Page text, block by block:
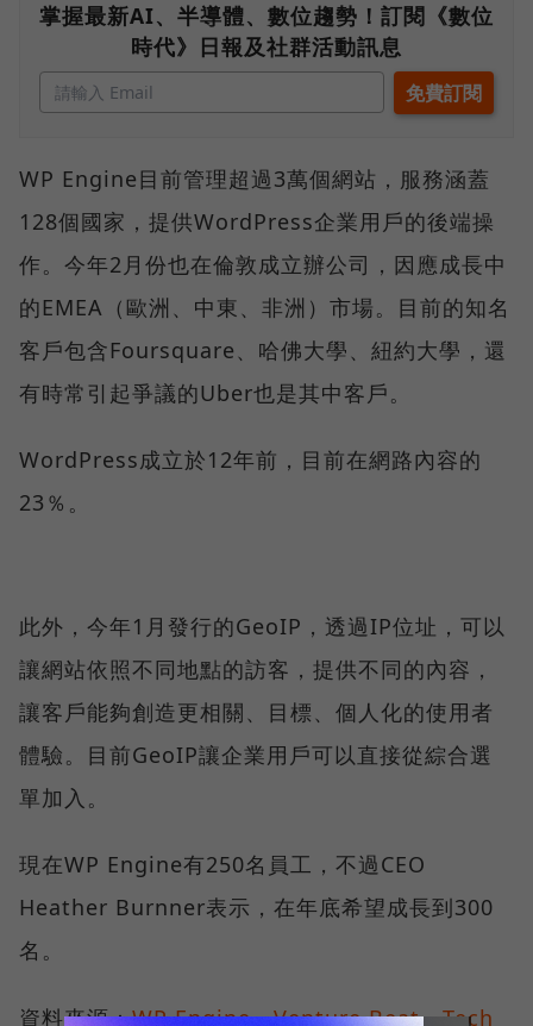
掌握最新AI、半導體、數位趨勢！訂閱《數位
時代》日報及社群活動訊息
WP Engine目前管理超過3萬個網站，服務涵蓋
128個國家，提供WordPress企業用戶的後端操
作。今年2月份也在倫敦成立辦公司，因應成長中
的EMEA（歐洲、中東、非洲）市場。目前的知名
客戶包含Foursquare、哈佛大學、紐約大學，還
有時常引起爭議的Uber也是其中客戶。
WordPress成立於12年前，目前在網路內容的
23％。
此外，今年1月發行的GeoIP，透過IP位址，可以
讓網站依照不同地點的訪客，提供不同的內容，
讓客戶能夠創造更相關、目標、個人化的使用者
體驗。目前GeoIP讓企業用戶可以直接從綜合選
單加入。
現在WP Engine有250名員工，不過CEO
Heather Burnner表示，在年底希望成長到300
名。
資料來源：WP Engine、Venture Beat、 Tech